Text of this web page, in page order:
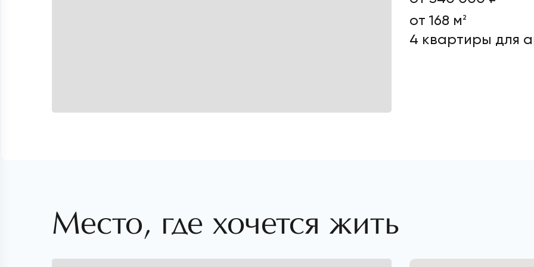
от 168 м 2
4 квартиры для
Место, где хочется жить